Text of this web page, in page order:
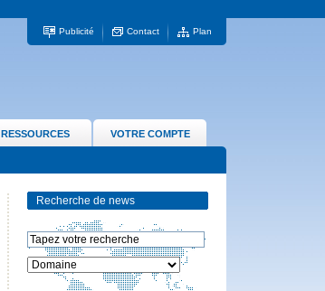
Publicité Contact Plan
RESSOURCES VOTRE COMPTE
Recherche de news